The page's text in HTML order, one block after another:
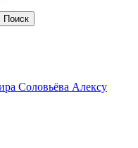
Соловьёва Алексу